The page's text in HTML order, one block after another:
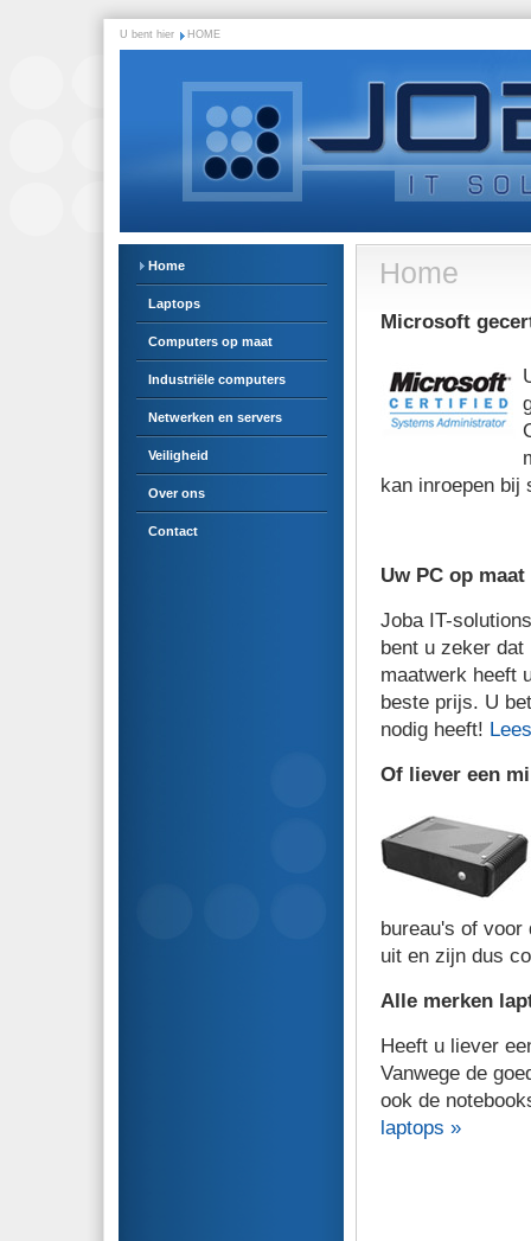
U bent hier HOME
Home
Laptops
Computers op maat
Industriële computers
Netwerken en servers
Veiligheid
Over ons
Contact
Home
Microsoft
kan inroepen bij
Uw PC op maat
Joba IT-
bent u zeker
maatwerk heeft
beste prijs. U
nodig heeft!
Of liever een
bureau's of
uit en zijn dus
Alle merken
Heeft u liever
Vanwege de
ook de
laptops »